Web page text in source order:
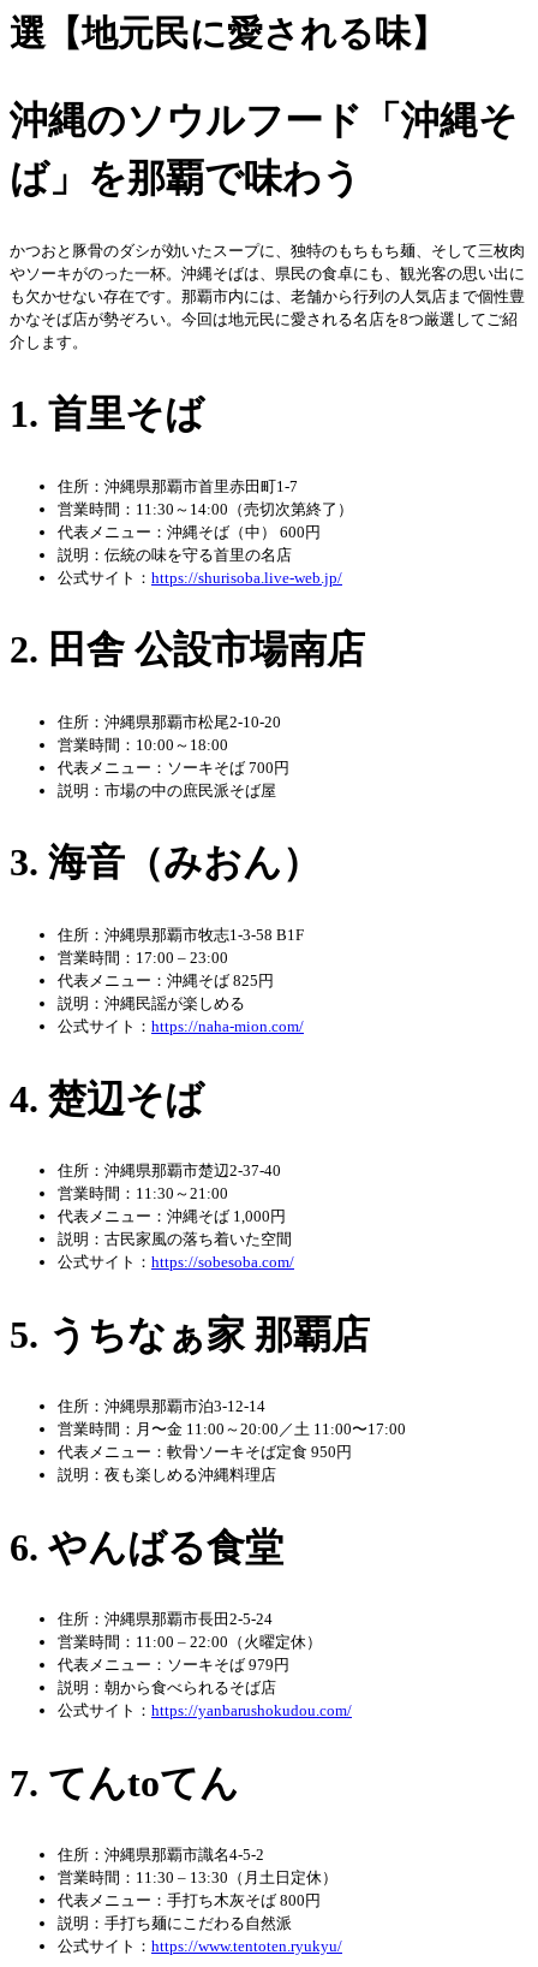
選【地元民に愛される味】
沖縄のソウルフード「沖縄そ
ば」を那覇で味わう
かつおと豚骨のダシが効いたスープに、独特のもちもち麺、そして三枚肉
やソーキがのった一杯。沖縄そばは、県民の食卓にも、観光客の思い出に
も欠かせない存在です。那覇市内には、老舗から行列の人気店まで個性豊
かなそば店が勢ぞろい。今回は地元民に愛される名店を8つ厳選してご紹
介します。
1. 首里そば
住所：沖縄県那覇市首里赤田町1-7
営業時間：11:30～14:00（売切次第終了）
代表メニュー：沖縄そば（中） 600円
説明：伝統の味を守る首里の名店
公式サイト： https://shurisoba.live-web.jp/
2. 田舎 公設市場南店
住所：沖縄県那覇市松尾2-10-20
営業時間：10:00～18:00
代表メニュー：ソーキそば 700円
説明：市場の中の庶民派そば屋
3. 海音（みおん）
住所：沖縄県那覇市牧志1-3-58 B1F
営業時間：17:00 – 23:00
代表メニュー：沖縄そば 825円
説明：沖縄民謡が楽しめる
公式サイト： https://naha-mion.com/
4. 楚辺そば
住所：沖縄県那覇市楚辺2-37-40
営業時間：11:30～21:00
代表メニュー：沖縄そば 1,000円
説明：古民家風の落ち着いた空間
公式サイト： https://sobesoba.com/
5. うちなぁ家 那覇店
住所：沖縄県那覇市泊3-12-14
営業時間：月〜金 11:00～20:00／土 11:00〜17:00
代表メニュー：軟骨ソーキそば定食 950円
説明：夜も楽しめる沖縄料理店
6. やんばる食堂
住所：沖縄県那覇市長田2-5-24
営業時間：11:00 – 22:00（火曜定休）
代表メニュー：ソーキそば 979円
説明：朝から食べられるそば店
公式サイト： https://yanbarushokudou.com/
7. てんtoてん
住所：沖縄県那覇市識名4-5-2
営業時間：11:30 – 13:30（月土日定休）
代表メニュー：手打ち木灰そば 800円
説明：手打ち麺にこだわる自然派
公式サイト： https://www.tentoten.ryukyu/